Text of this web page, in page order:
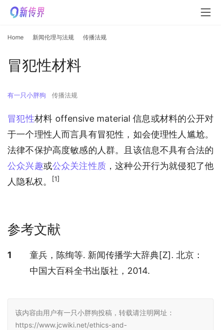
Home 新闻伦理与法规 传播法规
冒犯性材料
有一只小胖狗 传播法规
冒犯性材料 offensive material 信息或材料的公开对
于一个理性人而言具有冒犯性，如会使理性人尴尬。
法律不保护高度敏感的人群。且该信息不具有合法的
公众兴趣或公众关注性质 ，这种公开行为就侵犯了他
人隐私权。
[1]
参考文献
参考文献
1
童兵，陈绚等. 新闻传播学大辞典[Z]. 北京：
中国大百科全书出版社，2014.
该内容由用户有一只小胖狗投稿，转载请注明网址：
https://www.jcwiki.net/ethics-and-